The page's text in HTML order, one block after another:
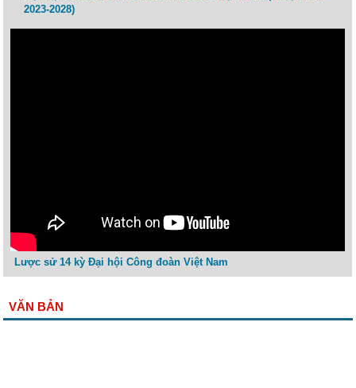
2023-2028)
Lược sử 14 kỳ Đại hội Công đoàn Việt Nam
VĂN BẢN